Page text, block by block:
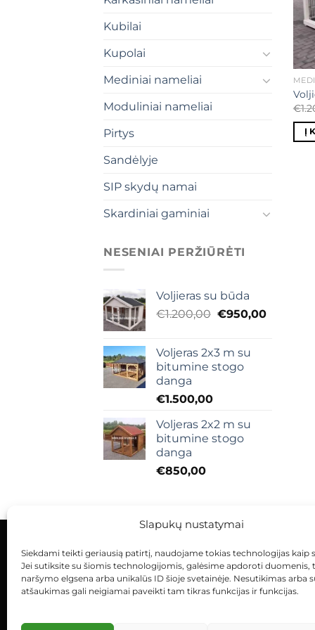
Slapukų nustatymai
Siekdami teikti geriausią patirtį, naudojame tokias technologijas kaip
Jei sutiksite su šiomis technologijomis, galėsime apdoroti duomenis,
naršymo elgsena arba unikalūs ID šioje svetainėje. Nesutikimas arba
atšaukimas gali neigiamai paveikti tam tikras funkcijas ir funkcijas.
Kubilai
Kupolai
Mediniai nameliai
Moduliniai nameliai
Pirtys
Sandėlyje
SIP skydų namai
Skardiniai gaminiai
NESENIAI PERŽIŪRĖTI
Voljieras su būda
€1.200,00 Original
€1.200,00.
€950,00Current
Voljeras 2x3 m su
bitumine stogo
danga
€1.500,00
Voljeras 2x2 m su
bitumine stogo
danga
€850,00
€
Į
KONTAKTAI INDIVIDUALŪS PROJEKTAI